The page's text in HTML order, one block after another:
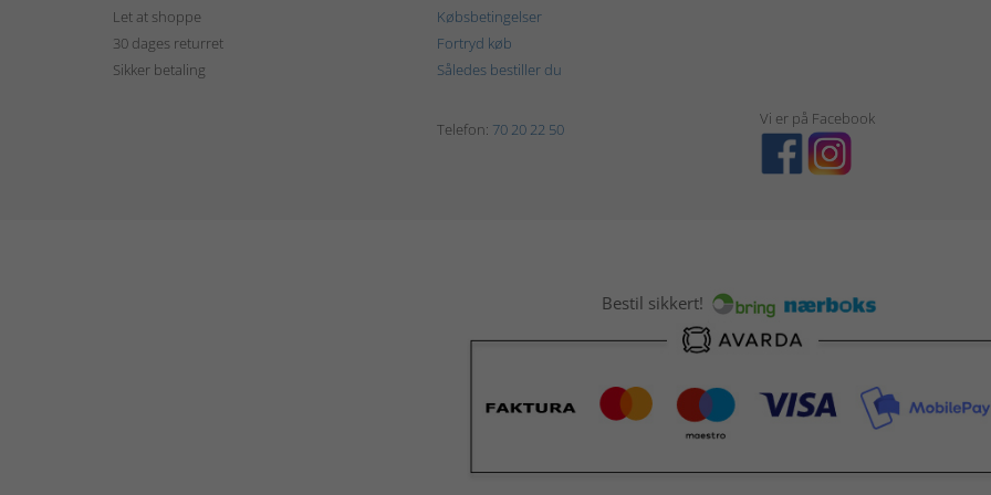
Let at shoppe
30 dages returret
Sikker betaling
Købsbetingelser
Fortryd køb
Således bestiller du
Telefon: 70 20 22 50
Vi er på Facebook
Bestil sikkert!